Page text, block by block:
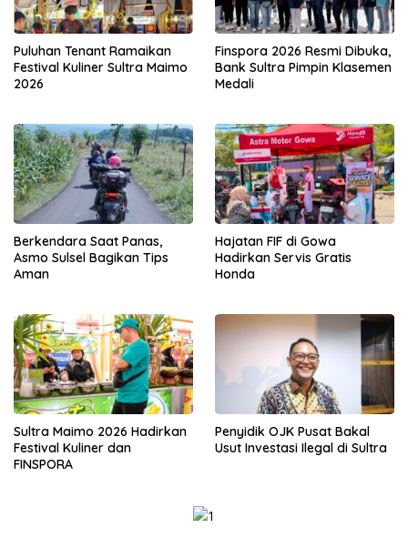
Puluhan Tenant Ramaikan
Festival Kuliner Sultra Maimo
2026
Finspora 2026 Resmi Dibuka,
Bank Sultra Pimpin Klasemen
Medali
Berkendara Saat Panas,
Asmo Sulsel Bagikan Tips
Aman
Hajatan FIF di Gowa
Hadirkan Servis Gratis
Honda
Sultra Maimo 2026 Hadirkan
Festival Kuliner dan
FINSPORA
Penyidik OJK Pusat Bakal
Usut Investasi Ilegal di Sultra